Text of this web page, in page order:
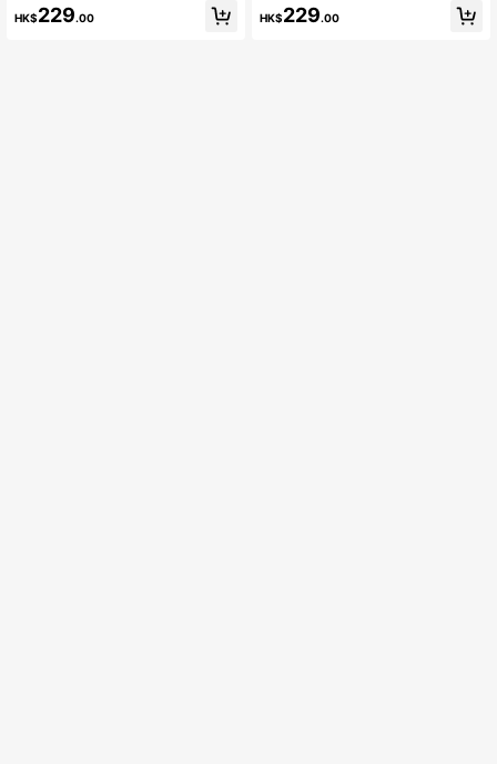
HK$229.00 HK$229.00